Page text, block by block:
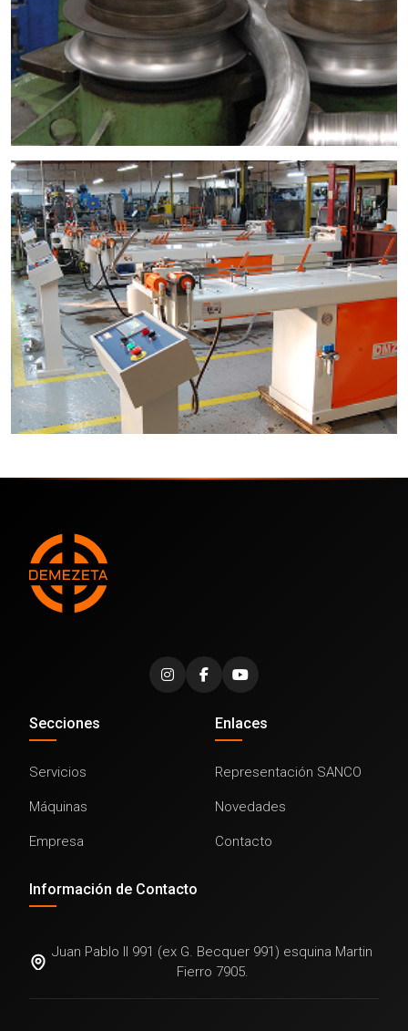
Secciones
Servicios
Máquinas
Empresa
Enlaces
Representación SANCO
Novedades
Contacto
Información de Contacto
Juan Pablo II 991 (ex G. Becquer 991) esquina Martin
Fierro 7905.